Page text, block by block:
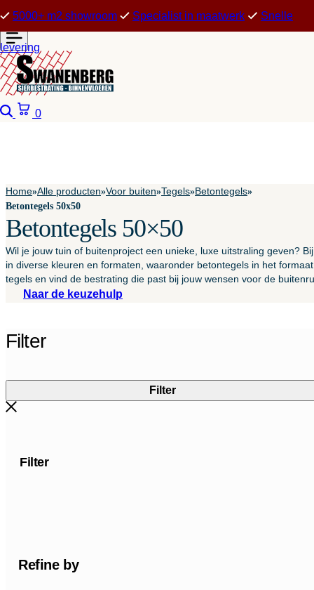
5000+ m2 showroom Specialist in maatwerk Snelle
levering
Zoeken
0
Home»Alle producten»Voor buiten»Tegels»Betontegels»
Betontegels 50x50
Betontegels 50×50
Wil je jouw tuin of buitenproject een unieke, luxe uitstraling geven?
in diverse kleuren en formaten, waaronder betontegels in het
tegels en vind de bestrating die past bij jouw wensen voor de
Naar de keuzehulp
Filter
Filter
Filter
Refine by